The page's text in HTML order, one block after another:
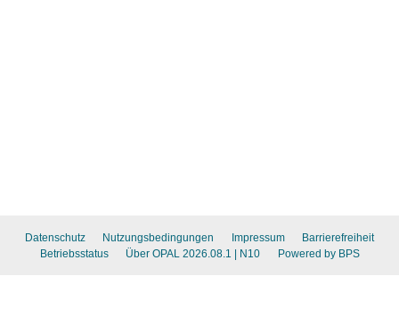
Datenschutz Nutzungsbedingungen Impressum
Barrierefreiheit
Betriebsstatus
Über OPAL 2026.08.1 | N10 Powered by BPS